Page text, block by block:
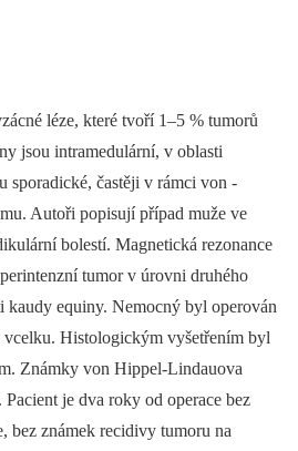
léze, které tvoří 1–5 % tumorů
jsou intramedulární, v oblasti
sporadické, častěji v rámci von
Autoři popisují případ muže ve
bolestí. Magnetická rezonance
tumor v úrovni druhého
kaudy equiny. Nemocný byl operován
vcelku. Histologickým vyšetřením byl
Známky von ­Hippel-Lindauova
je dva roky od operace bez
bez známek recidivy tumoru na